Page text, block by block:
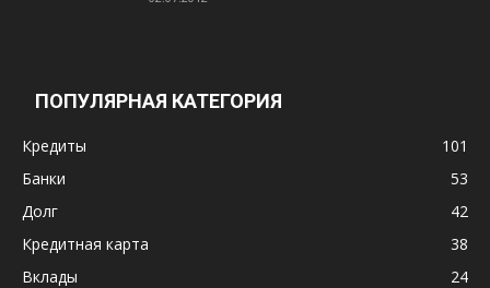
ПОПУЛЯРНАЯ КАТЕГОРИЯ
Кредиты
101
Банки
53
Долг
42
Кредитная карта
38
Вклады
24